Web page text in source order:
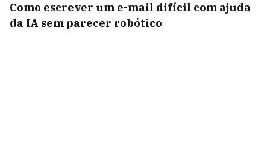
Como escrever um e-mail difícil com ajuda
da IA sem parecer robótico